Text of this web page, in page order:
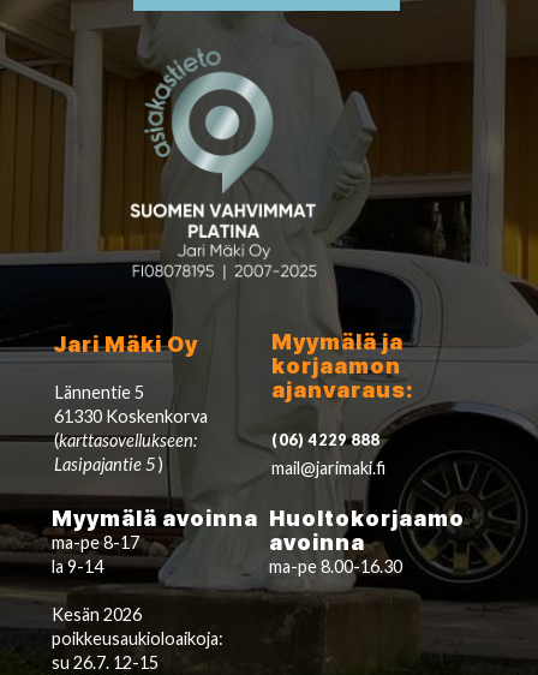
Jari Mäki Oy
Lännentie 5
61330 Koskenkorva
(karttasovellukseen:
Lasipajantie 5)
Myymälä ja
korjaamon
ajanvaraus:
(06) 4229 888
mail@jarimaki.fi
Myymälä avoinna
ma-pe 8-17
la 9-14
Kesän 2026
poikkeusaukioloaikoja:
su 26.7. 12-15
Huoltokorjaamo
avoinna
ma-pe 8.00-16.30